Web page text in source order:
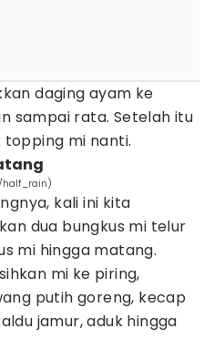
daging ayam ke
sampai rata. Setelah itu
topping mi nanti.
kali ini kita
dua bungkus mi telur
mi hingga matang.
mi ke piring,
putih goreng, kecap
jamur, aduk hingga